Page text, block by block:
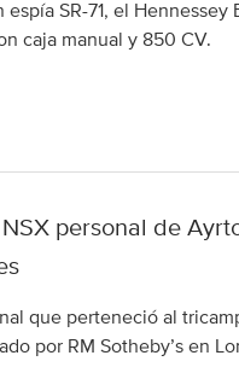
espía SR-71, el
caja manual y 850 CV.
personal de
que perteneció al
por RM Sotheby’s en